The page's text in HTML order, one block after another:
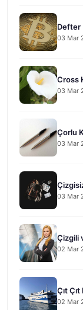
Defter
03 Mar
Cross
03 Mar
Çorlu
03 Mar
03 Mar
Çizgili
02 Mar
Çıt
02 Mar